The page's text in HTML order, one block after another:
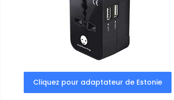
Cliquez pour adaptateur de Estonie